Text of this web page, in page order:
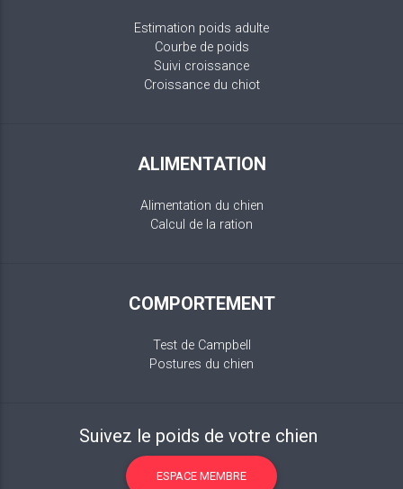
Estimation poids adulte
Courbe de poids
Suivi croissance
Croissance du chiot
ALIMENTATION
Alimentation du chien
Calcul de la ration
COMPORTEMENT
Test de Campbell
Postures du chien
Suivez le poids de votre chien
ESPACE MEMBRE